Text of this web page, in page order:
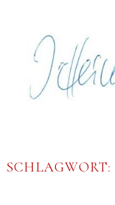
content
Heimrath
SCHLAGWORT: